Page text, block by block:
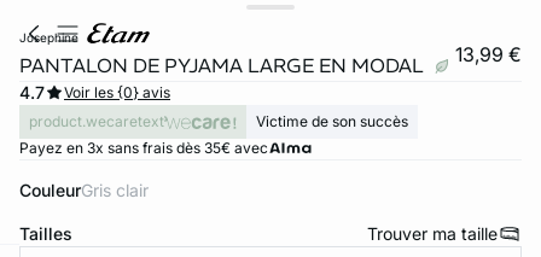
josephine
PANTALON DE PYJAMA LARGE EN MODAL 13,99 €
4.7
Voir les {0} avis
product.wecaretext
Victime de son succès
Payez en 3x sans frais dès 35€ avec
Couleur gris clair
Tailles Trouver ma taille